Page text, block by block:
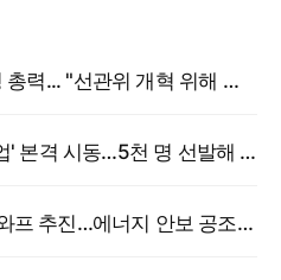
정부, '참정권 침해' 규명 총력... "선관위 개혁 위해 국정조사 등 모든 조치"
6만 명 몰린 '모두의 창업' 본격 시동…5천 명 선발해 밀착 지원
한일, 원유·석유제품 스와프 추진…에너지 안보 공조 강화